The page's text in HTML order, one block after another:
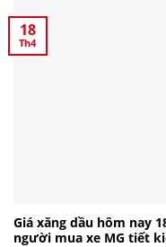
Giá xăng dầu hôm nay
người mua xe MG tiết
18
Th4